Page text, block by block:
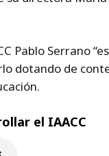
Pablo Serrano
dotando de
el IAACC